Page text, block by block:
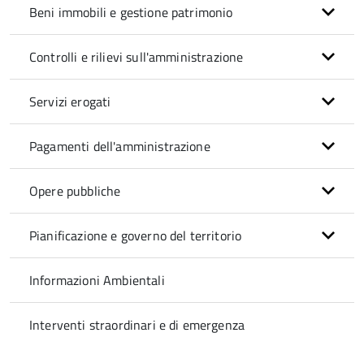
Beni immobili e gestione patrimonio
Controlli e rilievi sull'amministrazione
Servizi erogati
Pagamenti dell'amministrazione
Opere pubbliche
Pianificazione e governo del territorio
Informazioni Ambientali
Interventi straordinari e di emergenza